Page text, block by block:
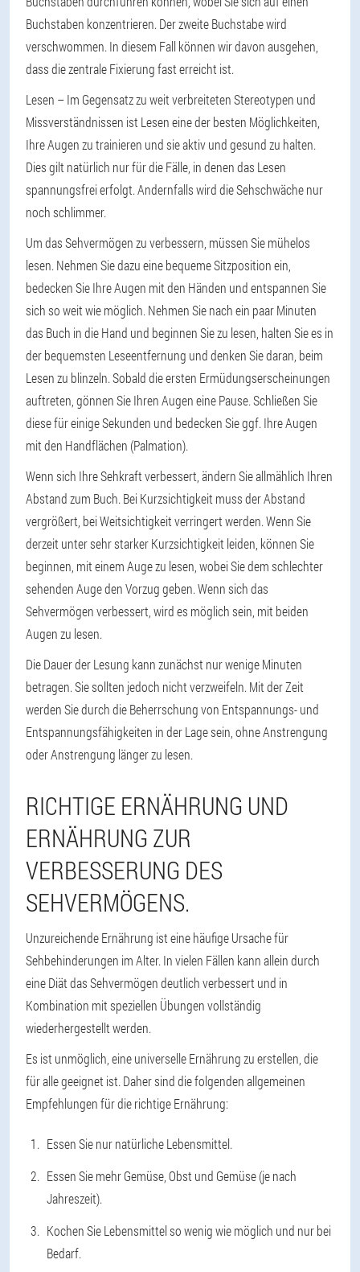
Buchstaben konzentrieren. Der zweite Buchstabe wird
verschwommen. In diesem Fall können wir davon ausgehen,
dass die zentrale Fixierung fast erreicht ist.
Lesen – Im Gegensatz zu weit verbreiteten Stereotypen und
Missverständnissen ist Lesen eine der besten Möglichkeiten,
Ihre Augen zu trainieren und sie aktiv und gesund zu halten.
Dies gilt natürlich nur für die Fälle, in denen das Lesen
spannungsfrei erfolgt. Andernfalls wird die Sehschwäche nur
noch schlimmer.
Um das Sehvermögen zu verbessern, müssen Sie mühelos
lesen. Nehmen Sie dazu eine bequeme Sitzposition ein,
bedecken Sie Ihre Augen mit den Händen und entspannen Sie
sich so weit wie möglich. Nehmen Sie nach ein paar Minuten
das Buch in die Hand und beginnen Sie zu lesen, halten Sie es in
der bequemsten Leseentfernung und denken Sie daran, beim
Lesen zu blinzeln. Sobald die ersten Ermüdungserscheinungen
auftreten, gönnen Sie Ihren Augen eine Pause. Schließen Sie
diese für einige Sekunden und bedecken Sie ggf. Ihre Augen
mit den Handflächen (Palmation).
Wenn sich Ihre Sehkraft verbessert, ändern Sie allmählich Ihren
Abstand zum Buch. Bei Kurzsichtigkeit muss der Abstand
vergrößert, bei Weitsichtigkeit verringert werden. Wenn Sie
derzeit unter sehr starker Kurzsichtigkeit leiden, können Sie
beginnen, mit einem Auge zu lesen, wobei Sie dem schlechter
sehenden Auge den Vorzug geben. Wenn sich das
Sehvermögen verbessert, wird es möglich sein, mit beiden
Augen zu lesen.
Die Dauer der Lesung kann zunächst nur wenige Minuten
betragen. Sie sollten jedoch nicht verzweifeln. Mit der Zeit
werden Sie durch die Beherrschung von Entspannungs- und
Entspannungsfähigkeiten in der Lage sein, ohne Anstrengung
oder Anstrengung länger zu lesen.
RICHTIGE ERNÄHRUNG UND
ERNÄHRUNG ZUR
VERBESSERUNG DES
SEHVERMÖGENS.
Unzureichende Ernährung ist eine häufige Ursache für
Sehbehinderungen im Alter. In vielen Fällen kann allein durch
eine Diät das Sehvermögen deutlich verbessert und in
Kombination mit speziellen Übungen vollständig
wiederhergestellt werden.
Es ist unmöglich, eine universelle Ernährung zu erstellen, die
für alle geeignet ist. Daher sind die folgenden allgemeinen
Empfehlungen für die richtige Ernährung:
Essen Sie nur natürliche Lebensmittel.
Essen Sie mehr Gemüse, Obst und Gemüse (je nach
Jahreszeit).
Kochen Sie Lebensmittel so wenig wie möglich und nur bei
Bedarf.